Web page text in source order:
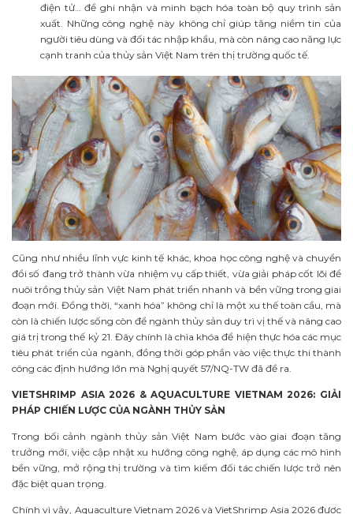
điện tử… để ghi nhận và minh bạch hóa toàn bộ quy trình sản
xuất. Những công nghệ này không chỉ giúp tăng niềm tin của
người tiêu dùng và đối tác nhập khẩu, mà còn nâng cao năng lực
cạnh tranh của thủy sản Việt Nam trên thị trường quốc tế.
Cũng như nhiều lĩnh vực kinh tế khác, khoa học công nghệ và chuyển
đổi số đang trở thành vừa nhiệm vụ cấp thiết, vừa giải pháp cốt lõi để
nuôi trồng thủy sản Việt Nam phát triển nhanh và bền vững trong giai
đoạn mới. Đồng thời, “xanh hóa” không chỉ là một xu thế toàn cầu, mà
còn là chiến lược sống còn để ngành thủy sản duy trì vị thế và nâng cao
giá trị trong thế kỷ 21. Đây chính là chìa khóa để hiện thực hóa các mục
tiêu phát triển của ngành, đồng thời góp phần vào việc thực thi thành
công các định hướng lớn mà Nghị quyết 57/NQ-TW đã đề ra.
VIETSHRIMP ASIA 2026 & AQUACULTURE VIETNAM 2026: GIẢI
PHÁP CHIẾN LƯỢC CỦA NGÀNH THỦY SẢN
Trong bối cảnh ngành thủy sản Việt Nam bước vào giai đoạn tăng
trưởng mới, việc cập nhật xu hướng công nghệ, áp dụng các mô hình
bền vững, mở rộng thị trường và tìm kiếm đối tác chiến lược trở nên
đặc biệt quan trọng.
Chính vì vậy, Aquaculture Vietnam 2026 và VietShrimp Asia 2026 được